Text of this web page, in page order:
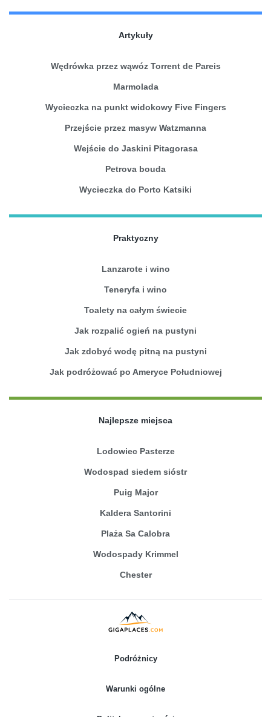
Artykuły
Wędrówka przez wąwóz Torrent de Pareis
Marmolada
Wycieczka na punkt widokowy Five Fingers
Przejście przez masyw Watzmanna
Wejście do Jaskini Pitagorasa
Petrova bouda
Wycieczka do Porto Katsiki
Praktyczny
Lanzarote i wino
Teneryfa i wino
Toalety na całym świecie
Jak rozpalić ogień na pustyni
Jak zdobyć wodę pitną na pustyni
Jak podróżować po Ameryce Południowej
Najlepsze miejsca
Lodowiec Pasterze
Wodospad siedem sióstr
Puig Major
Kaldera Santorini
Plaża Sa Calobra
Wodospady Krimmel
Chester
Podróżnicy
Warunki ogólne